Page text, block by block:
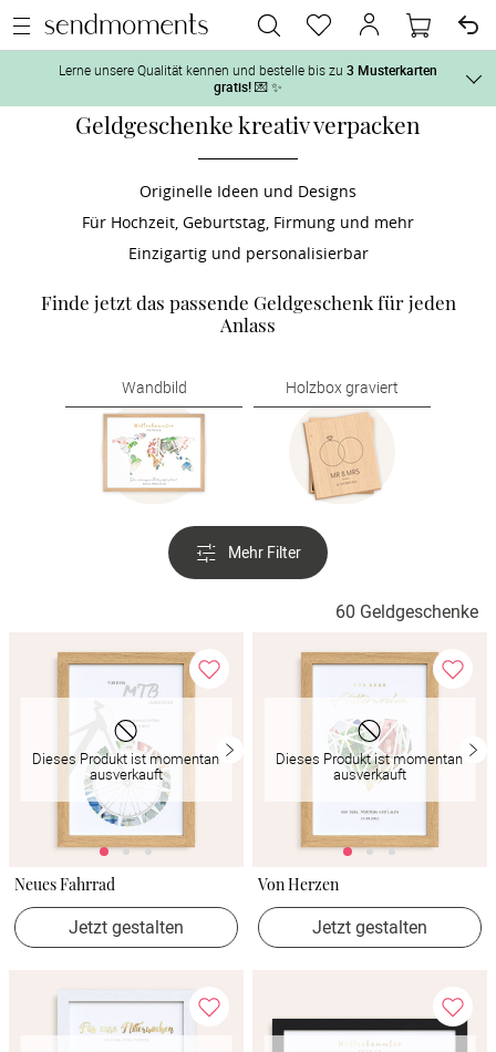
Nach der
Lerne unsere Qualität kennen und bestelle bis zu 3 Musterkarten
gratis!💌 ✨
1. Wähle bis zu 3 Kartendesigns aus und gestalte sie nach Deinen
2. Aktiviere „kostenlose Musterkarte“ auf der jeweiligen
Produktseite und lasse Dir die Karten kostenlos per Post zusenden.
Geldgeschenke kreativ verpacken
Originelle Ideen und Designs
Für Hochzeit, Geburtstag, Firmung und mehr
Einzigartig und personalisierbar
Finde jetzt das passende Geldgeschenk für jeden
Anlass
Wandbild Holzbox graviert
Mehr Filter
60 Geldgeschenke
Dieses Produkt ist momentan
ausverkauft
Neues Fahrrad
Jetzt gestalten
Dieses Produkt ist momentan
ausverkauft
Von Herzen
Jetzt gestalten